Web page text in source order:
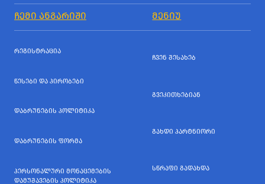
ᲩᲔᲛᲘ ᲐᲜᲒᲐᲠᲘᲨᲘ ᲛᲔᲜᲘᲣ
ᲠᲔᲒᲘᲡᲢᲠᲐᲪᲘᲐ
ᲬᲔᲡᲔᲑᲘ ᲓᲐ ᲞᲘᲠᲝᲑᲔᲑᲘ
ᲓᲐᲑᲠᲣᲜᲔᲑᲘᲡ ᲞᲝᲚᲘᲢᲘᲙᲐ
ᲓᲐᲑᲠᲣᲜᲔᲑᲘᲡ ᲤᲝᲠᲛᲐ
ᲞᲔᲠᲡᲝᲜᲐᲚᲣᲠᲘ ᲛᲝᲜᲐᲪᲔᲛᲔᲑᲘᲡ
ᲓᲐᲛᲣᲨᲐᲕᲔᲑᲘᲡ ᲞᲝᲚᲘᲢᲘᲙᲐ
ᲩᲕᲔᲜ ᲨᲔᲡᲐᲮᲔᲑ
ᲒᲕᲔᲙᲘᲗᲮᲔᲑᲘᲐᲜ
ᲒᲐᲮᲓᲘ ᲞᲐᲠᲢᲜᲘᲝᲠᲘ
ᲡᲬᲠᲐᲤᲘ ᲒᲐᲓᲐᲮᲓᲐ